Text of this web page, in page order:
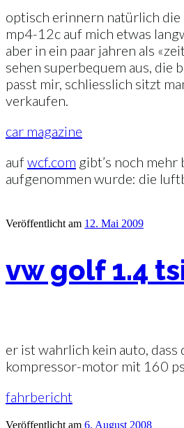
optisch erinnern natürlich die
mp4-12c auf mich etwas
aber in ein paar jahren als
sehen superbequem aus, die
passt mir, schliesslich sitzt
verkaufen.
car magazine
aufwcf.com gibt’s noch
aufgenommen wurde: die
Veröffentlicht am 12. Mai 2009
vw golf 1.4
er ist wahrlich kein auto,
kompressor-motor mit 160
fahrbericht
Veröffentlicht am 6. August 2008